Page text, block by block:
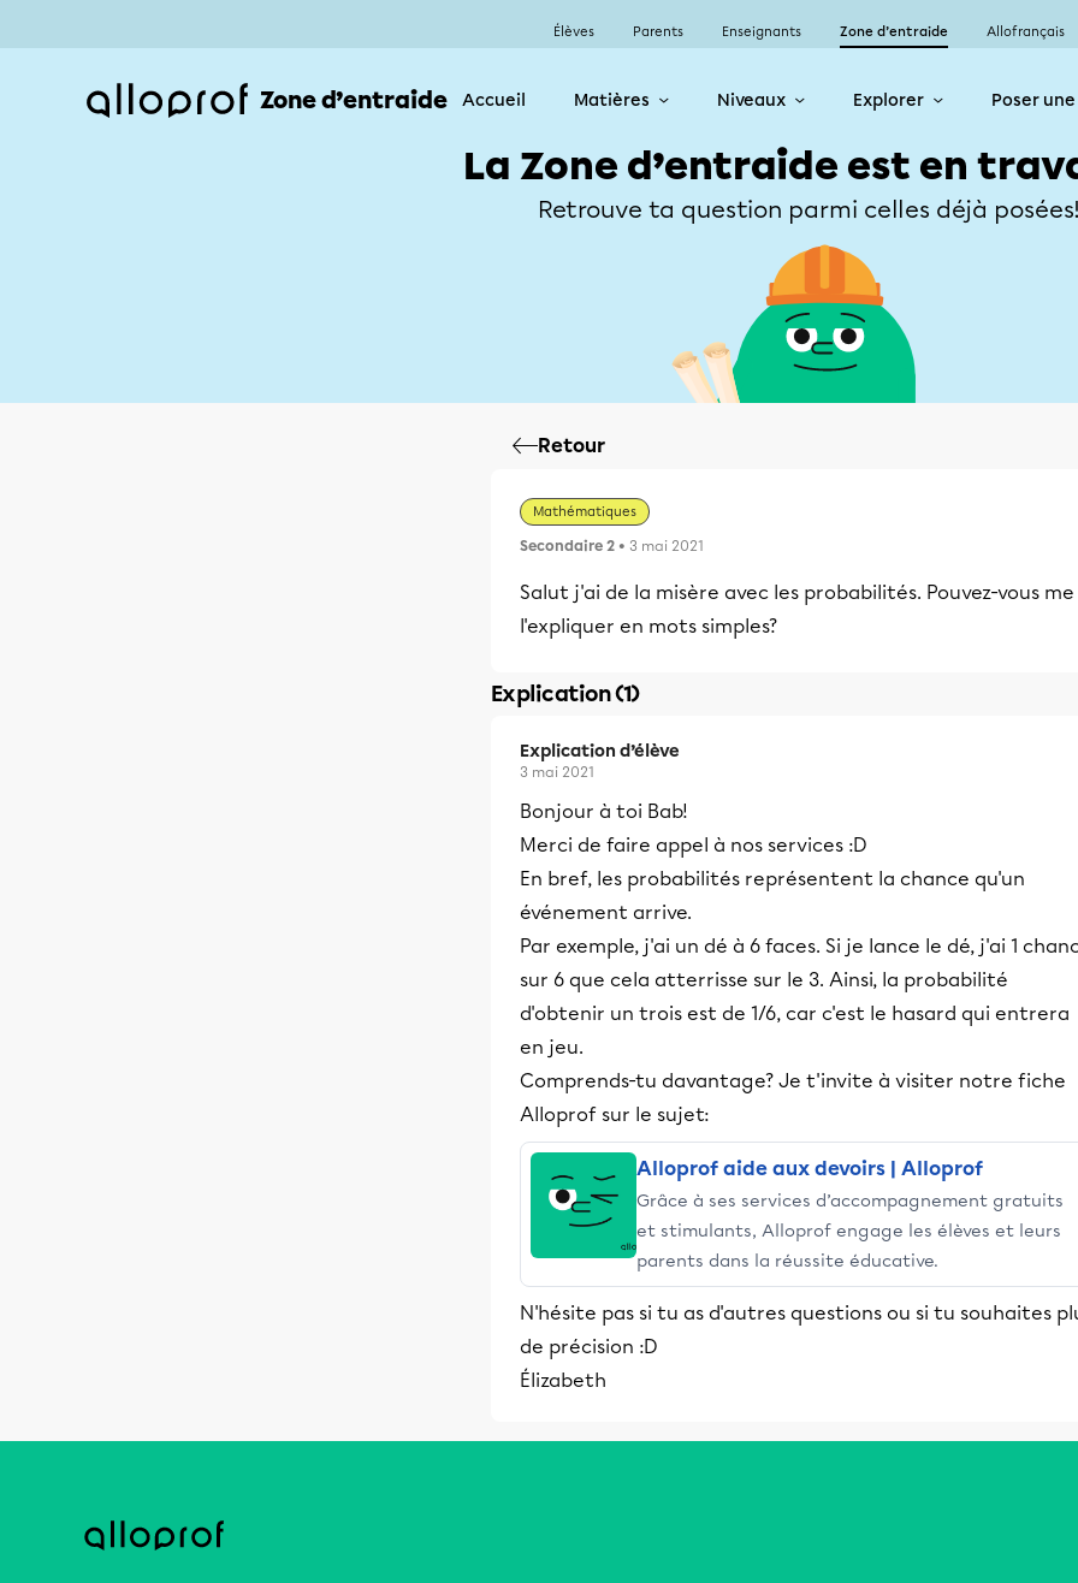
Élèves Parents Enseignants Zone d’entraide Allofrançais
Zone d’entraide Accueil Matières Niveaux Explorer Poser
La Zone d’entraide est en
Retrouve ta question parmi celles déjà
Retour
Mathématiques
Secondaire 2 • 3 mai 2021
Salut j'ai de la misère avec les probabilités. Pouvez-vous me
l'expliquer en mots simples?
Explication (1)
Explication d’élève
3 mai 2021
Bonjour à toi Bab!
Merci de faire appel à nos services :D
En bref, les probabilités représentent la chance qu'un
événement arrive.
Par exemple, j'ai un dé à 6 faces. Si je lance le dé, j'ai 1
sur 6 que cela atterrisse sur le 3. Ainsi, la probabilité
d'obtenir un trois est de 1/6, car c'est le hasard qui entrera
en jeu.
Comprends-tu davantage? Je t'invite à visiter notre fiche
Alloprof sur le sujet:
Alloprof aide aux devoirs | Alloprof
Grâce à ses services d’accompagnement gratuits
et stimulants, Alloprof engage les élèves et leurs
parents dans la réussite éducative.
N'hésite pas si tu as d'autres questions ou si tu souhaites
de précision :D
Élizabeth